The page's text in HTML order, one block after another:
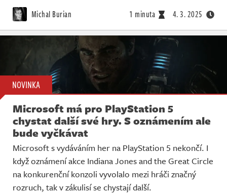
Michal Burian 1 minuta 4. 3. 2025
NOVINKA
Microsoft má pro PlayStation 5
chystat další své hry. S oznámením ale
bude vyčkávat
Microsoft s vydáváním her na PlayStation 5 nekončí. I
když oznámení akce Indiana Jones and the Great Circle
na konkurenční konzoli vyvolalo mezi hráči značný
rozruch, tak v zákulisí se chystají další.